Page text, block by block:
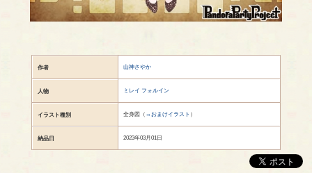
作者 山神さやか
人物 ミレイ フォルイン
イラスト種別 全身図（ →おまけイラスト ）
納品日 2023年03月01日